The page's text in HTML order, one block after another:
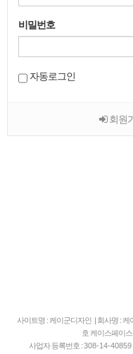
비밀번호
자동로그인
회원
사이트명 : 케이군디자인 | 회사명 : 케
호 케이스페이스
사업자 등록번호 :308-14-40859